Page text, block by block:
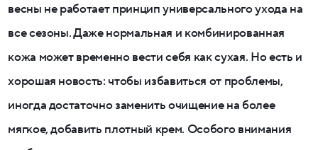
весны не работает принцип универсального ухода на
все сезоны. Даже нормальная и комбинированная
кожа может временно вести себя как сухая. Но есть и
хорошая новость: чтобы избавиться от проблемы,
иногда достаточно заменить очищение на более
мягкое, добавить плотный крем. Особого внимания